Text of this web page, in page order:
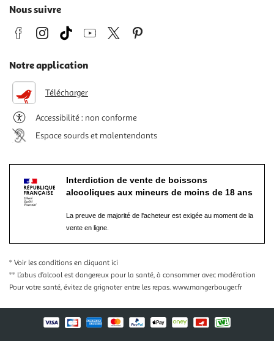
Nous suivre
Notre application
Télécharger
Accessibilité : non conforme
Espace sourds et malentendants
Interdiction de vente de boissons
alcooliques aux mineurs de moins de 18 ans
La preuve de majorité de l'acheteur est exigée au moment de la
vente en ligne.
* Voir les conditions en cliquant ici
** L’abus d’alcool est dangereux pour la santé, à consommer avec modération
Pour votre santé, évitez de grignoter entre les repas. www.mangerbouger.fr